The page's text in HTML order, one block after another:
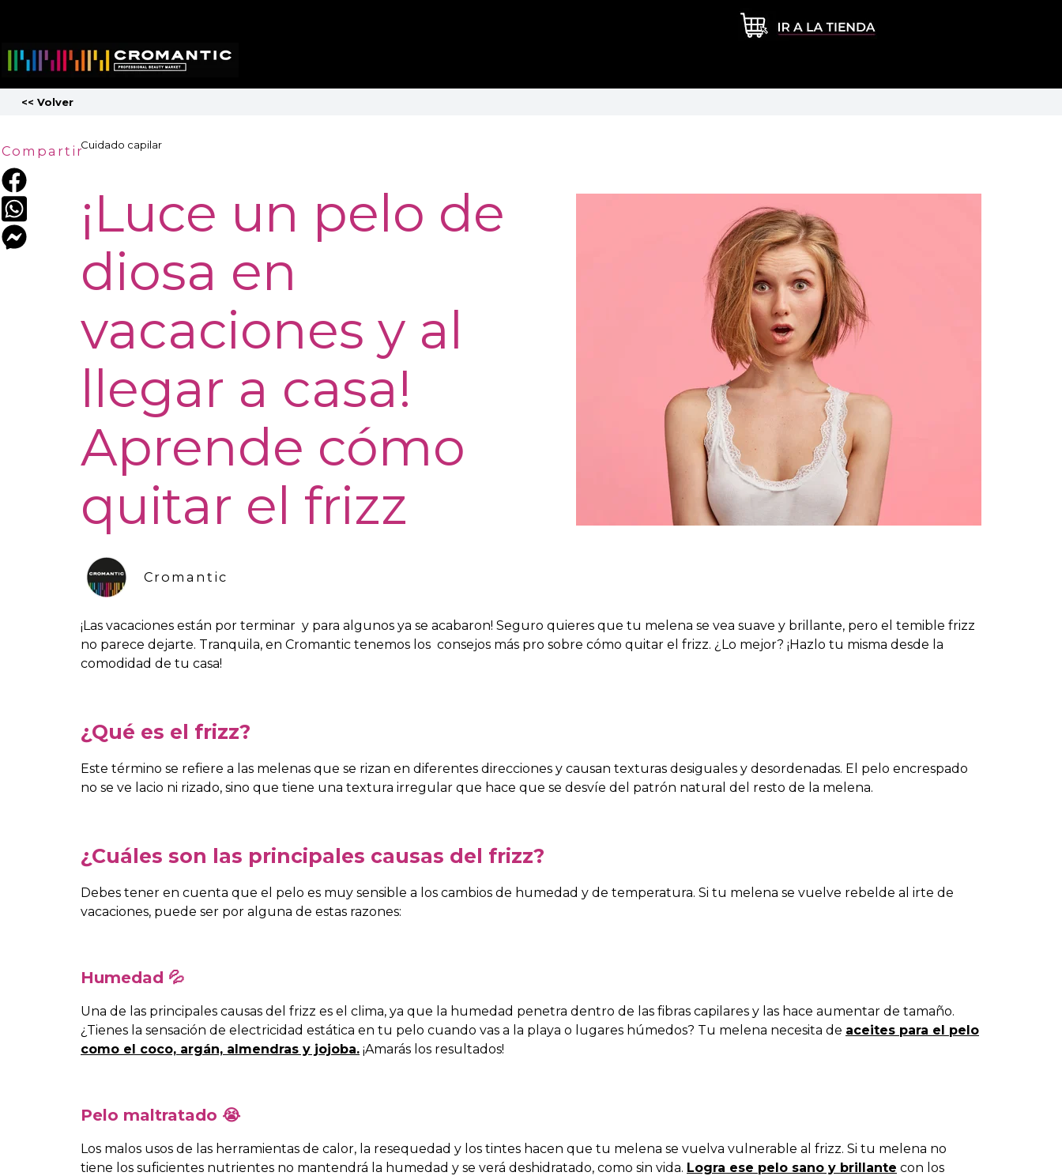
<< Volver
Cuidado capilar
¡Luce un pelo de
diosa en
vacaciones y al
llegar a casa!
Aprende cómo
quitar el frizz
Cromantic
Compartir
¡Las vacaciones están por terminar y para algunos ya se acabaron! Seguro quieres que tu melena se vea suave y brillante, pero el temible frizz
no parece dejarte. Tranquila, en Cromantic tenemos los consejos más pro sobre cómo quitar el frizz. ¿Lo mejor? ¡Hazlo tu misma desde la
comodidad de tu casa!
¿Qué es el frizz?
Este término se refiere a las melenas que se rizan en diferentes direcciones y causan texturas desiguales y desordenadas. El pelo encrespado
no se ve lacio ni rizado, sino que tiene una textura irregular que hace que se desvíe del patrón natural del resto de la melena.
¿Cuáles son las principales causas del frizz?
Debes tener en cuenta que el pelo es muy sensible a los cambios de humedad y de temperatura. Si tu melena se vuelve rebelde al irte de
vacaciones, puede ser por alguna de estas razones:
Humedad 💦
Una de las principales causas del frizz es el clima, ya que la humedad penetra dentro de las fibras capilares y las hace aumentar de tamaño.
¿Tienes la sensación de electricidad estática en tu pelo cuando vas a la playa o lugares húmedos? Tu melena necesita de aceites para el pelo
como el coco, argán, almendras y jojoba. ¡Amarás los resultados!
Pelo maltratado 😭
Los malos usos de las herramientas de calor, la resequedad y los tintes hacen que tu melena se vuelva vulnerable al frizz. Si tu melena no
tiene los suficientes nutrientes no mantendrá la humedad y se verá deshidratado, como sin vida. Logra ese pelo sano y brillante con los